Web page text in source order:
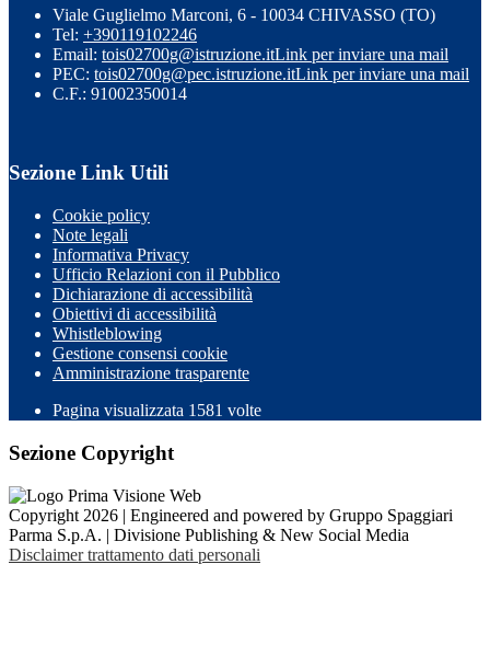
Viale Guglielmo Marconi, 6 - 10034 CHIVASSO (TO)
Tel: +390119102246
Email: tois02700g@istruzione.itLink per inviare una mail
PEC: tois02700g@pec.istruzione.itLink per inviare una mail
C.F.: 91002350014
Sezione Link Utili
Cookie policy
Note legali
Informativa Privacy
Ufficio Relazioni con il Pubblico
Dichiarazione di accessibilità
Obiettivi di accessibilità
Whistleblowing
Gestione consensi cookie
Amministrazione trasparente
Pagina visualizzata 1581 volte
Sezione Copyright
Copyright 2026 | Engineered and powered by Gruppo Spaggiari
Parma S.p.A. | Divisione Publishing & New Social Media
Disclaimer trattamento dati personali